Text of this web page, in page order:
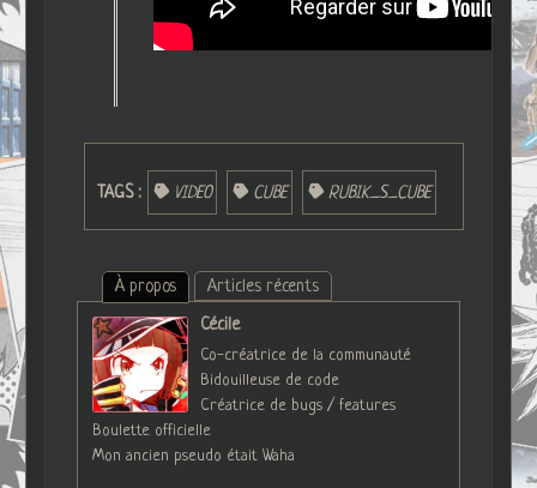
TAGS : VIDEO CUBE RUBIK_S_CUBE
À propos
Articles récents
Cécile
Co-créatrice de la communauté
Bidouilleuse de code
Créatrice de bugs / features
Boulette officielle
Mon ancien pseudo était Waha